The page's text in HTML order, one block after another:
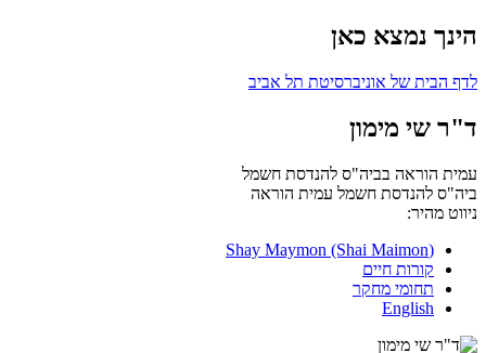
הינך נמצא כאן
לדף הבית של אוניברסיטת תל אביב
ד"ר שי מימון
עמית הוראה בביה"ס להנדסת חשמל
ביה"ס להנדסת חשמל עמית הוראה
ניווט מהיר:
(Shay Maymon (Shai Maimon
קורות חיים
תחומי מחקר
English